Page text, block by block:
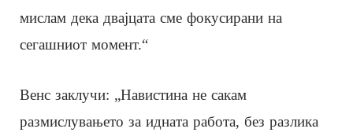
мислам дека двајцата сме фокусирани на
сегашниот момент.“
Венс заклучи: „Навистина не сакам
размислувањето за идната работа, без разлика